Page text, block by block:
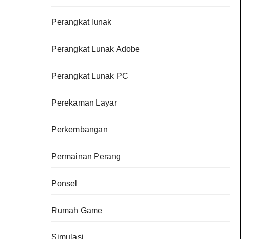
Perangkat lunak
Perangkat Lunak Adobe
Perangkat Lunak PC
Perekaman Layar
Perkembangan
Permainan Perang
Ponsel
Rumah Game
Simulasi